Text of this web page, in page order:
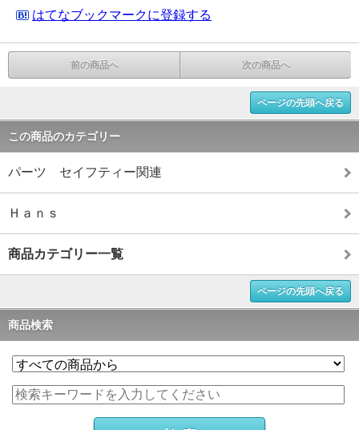
はてなブックマークに登録する
前の商品へ 次の商品へ
ページの先頭へ戻る
この商品のカテゴリー
パーツ セイフティー関連
Ｈａｎｓ
商品カテゴリー一覧
ページの先頭へ戻る
商品検索